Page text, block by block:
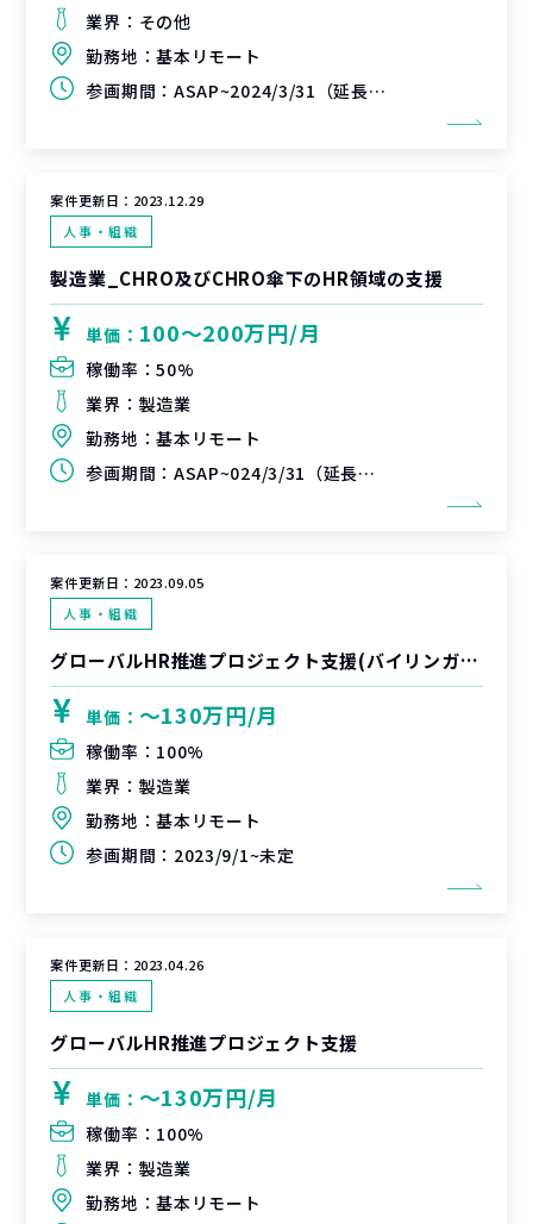
業界： その他
勤務地：基本リモート
参画期間： ASAP~2024/3/31（延長可能性有）
案件更新日： 2023.12.29
人事・組織
製造業_CHRO及びCHRO傘下のHR領域の支援
単価： 100〜200万円/月
稼働率：50%
業界： 製造業
勤務地：基本リモート
参画期間： ASAP~024/3/31（延長可能性あり）
案件更新日： 2023.09.05
人事・組織
グローバルHR推進プロジェクト支援(バイリンガル)
単価： 〜130万円/月
稼働率： 100%
業界： 製造業
勤務地：基本リモート
参画期間： 2023/9/1~未定
案件更新日： 2023.04.26
人事・組織
グローバルHR推進プロジェクト支援
単価： 〜130万円/月
稼働率： 100%
業界： 製造業
勤務地：基本リモート